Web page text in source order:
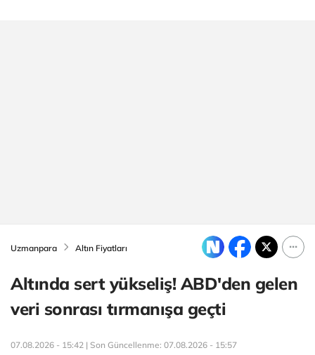
Uzmanpara Altın Fiyatları
Altında sert yükseliş! ABD'den gelen
veri sonrası tırmanışa geçti
07.08.2026 - 15:42 | Son Güncellenme: 07.08.2026 - 15:57